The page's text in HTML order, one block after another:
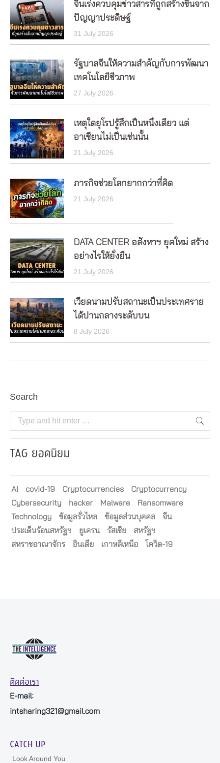
จีนเร่งควบคุมข่าวสารที่ถูกสร้างขึ้นจาก
ปัญญาประดิษฐ์
31 July 2026
รัฐบาลจีนให้ความสำคัญกับการพัฒนา
เทคโนโลยีชีวภาพ
27 July 2026
เหตุใดยุโรปรู้สึกเป็นหนึ่งเดียว แต่
อาเซียนไม่เป็นเช่นนั้น
21 July 2026
ภารกิจช่วยโลกยากกว่าที่คิด
21 July 2026
DATA CENTER อสังหาฯ ยุคใหม่ สร้าง
อย่างไรให้ยั่งยืน
21 July 2026
เวียดนามปรับสถานะเป็นประเทศราย
ได้ปานกลางระดับบน
8 July 2026
Search
Search:
TAG ยอดนิยม
AI covid-19 Cryptocurrencies
Cryptocurrency
Cybersecurity
hacker Malware
Ransomware
Technology
ข้อมูลรั่วไหล ข้อมูลส่วนบุคคล
จีน
ประเด็นร้อนสหรัฐฯ
ยูเครน รัสเซีย
สหรัฐฯ
สหราชอาณาจักร
อินเดีย เกาหลีเหนือ โควิด-19
ติดต่อเรา
E-mail:
intsharing321@gmail.com
CATCH UP
Look Around You